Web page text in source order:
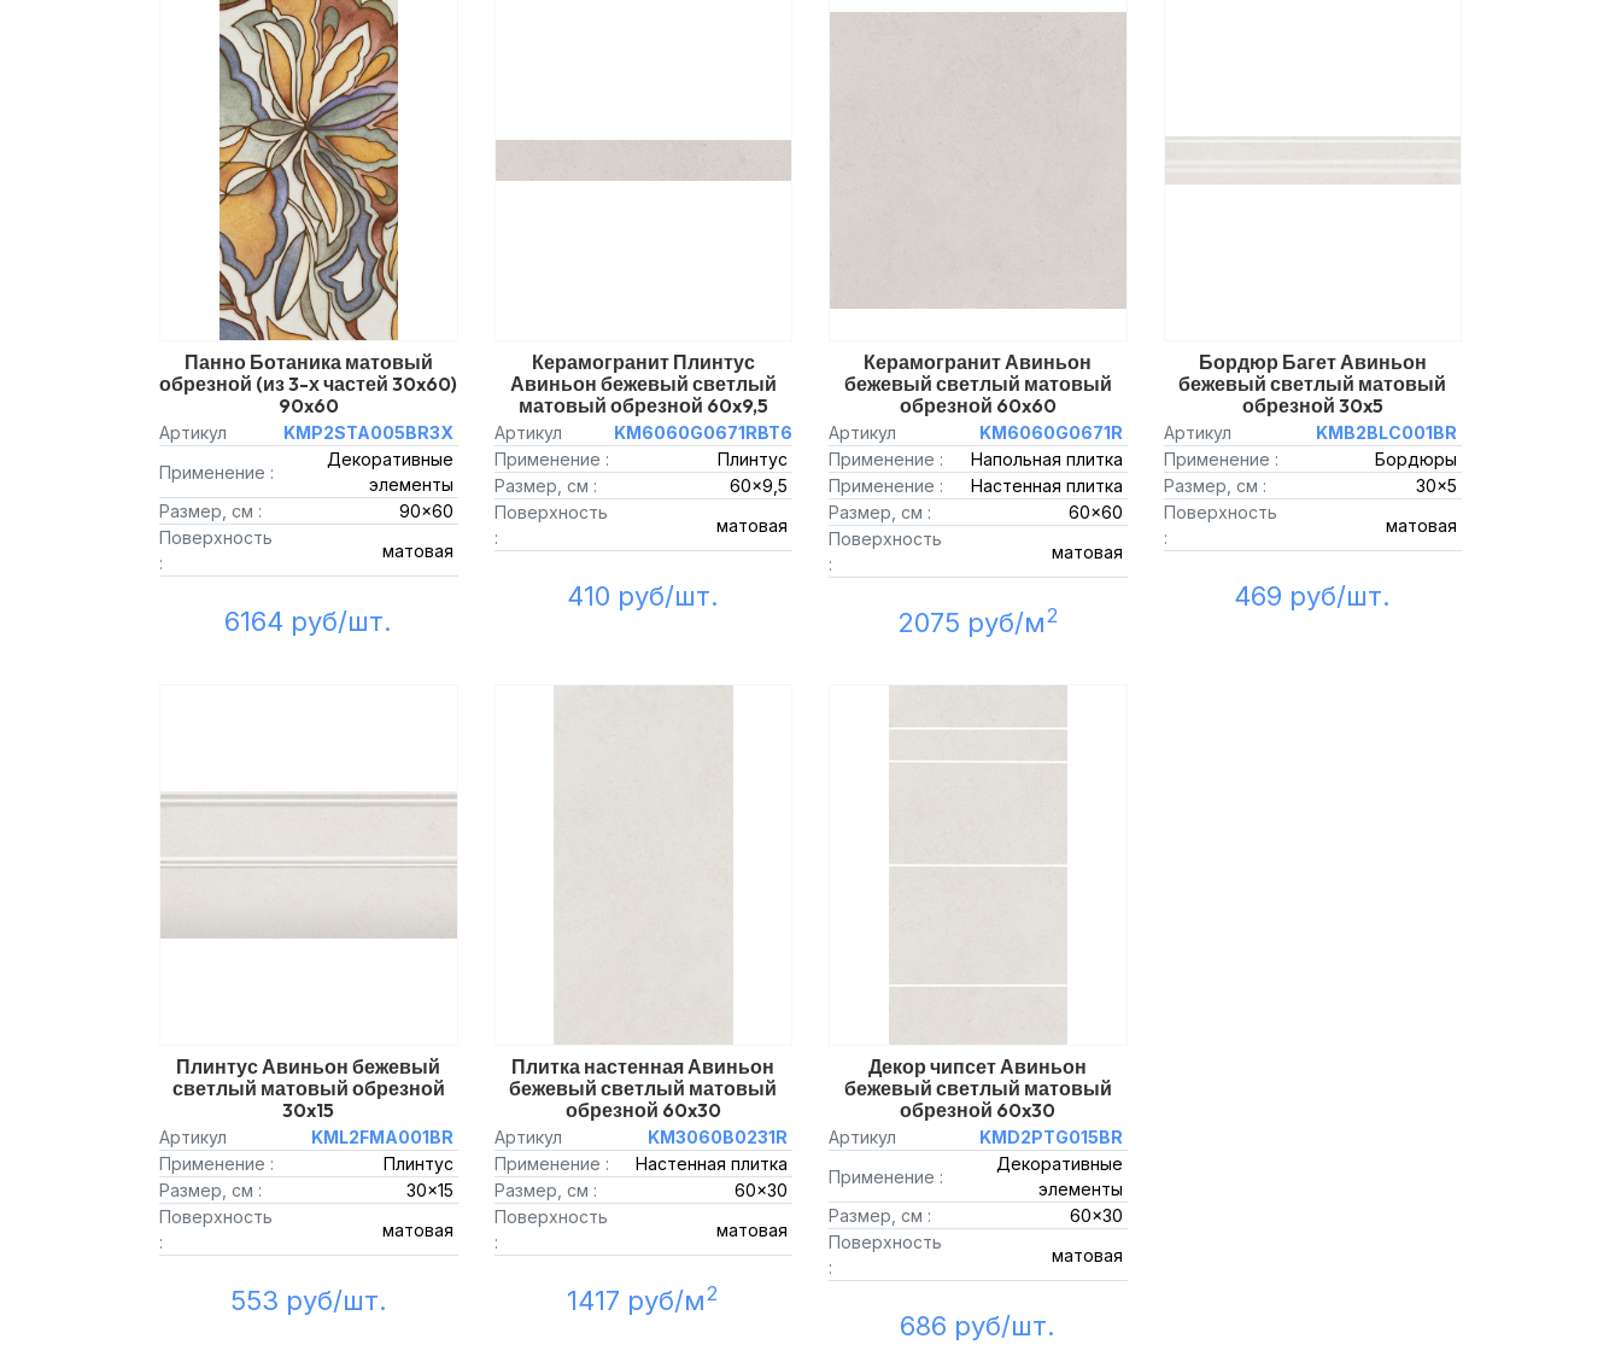
Панно Ботаника матовый
обрезной (из 3-х частей 30x60)
90x60
Артикул
KMP2STA005BR3X
Применение :
Декоративные
элементы
Размер, см :
90x60
Поверхность
:
матовая
6164 руб/шт.
Керамогранит Плинтус
Авиньон бежевый светлый
матовый обрезной 60x9,5
Артикул
KM6060G0671RBT6
Применение :
Плинтус
Размер, см :
60x9,5
Поверхность
:
матовая
410 руб/шт.
Керамогранит Авиньон
бежевый светлый матовый
обрезной 60x60
Артикул
KM6060G0671R
Применение :
Напольная плитка
Применение :
Настенная плитка
Размер, см :
60x60
Поверхность
:
матовая
2075 руб/м2
Бордюр Багет Авиньон
бежевый светлый матовый
обрезной 30x5
Артикул
KMB2BLC001BR
Применение :
Бордюры
Размер, см :
30x5
Поверхность
:
матовая
469 руб/шт.
Плинтус Авиньон бежевый
светлый матовый обрезной
30x15
Артикул
KML2FMA001BR
Применение :
Плинтус
Размер, см :
30x15
Поверхность
:
матовая
553 руб/шт.
Плитка настенная Авиньон
бежевый светлый матовый
обрезной 60x30
Артикул
KM3060B0231R
Применение :
Настенная плитка
Размер, см :
60x30
Поверхность
:
матовая
1417 руб/м2
Декор чипсет Авиньон
бежевый светлый матовый
обрезной 60x30
Артикул
KMD2PTG015BR
Применение :
Декоративные
элементы
Размер, см :
60x30
Поверхность
:
матовая
686 руб/шт.